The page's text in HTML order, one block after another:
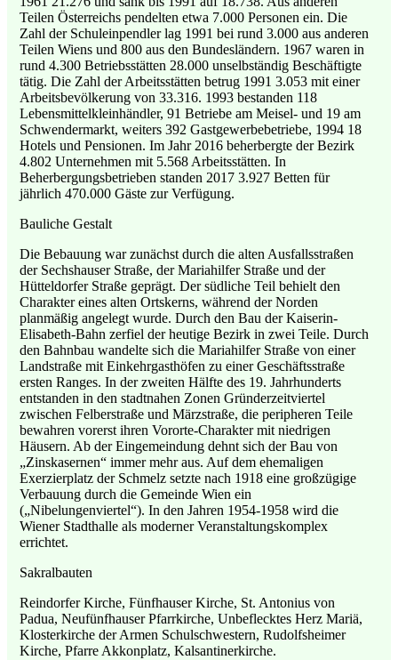
Teilen Österreichs pendelten etwa 7.000 Personen ein. Die
Zahl der Schuleinpendler lag 1991 bei rund 3.000 aus anderen
Teilen Wiens und 800 aus den Bundesländern. 1967 waren in
rund 4.300 Betriebsstätten 28.000 unselbständig Beschäftigte
tätig. Die Zahl der Arbeitsstätten betrug 1991 3.053 mit einer
Arbeitsbevölkerung von 33.316. 1993 bestanden 118
Lebensmittelkleinhändler, 91 Betriebe am Meisel- und 19 am
Schwendermarkt, weiters 392 Gastgewerbebetriebe, 1994 18
Hotels und Pensionen. Im Jahr 2016 beherbergte der Bezirk
4.802 Unternehmen mit 5.568 Arbeitsstätten. In
Beherbergungsbetrieben standen 2017 3.927 Betten für
jährlich 470.000 Gäste zur Verfügung.
Bauliche Gestalt
Die Bebauung war zunächst durch die alten Ausfallsstraßen
der Sechshauser Straße, der Mariahilfer Straße und der
Hütteldorfer Straße geprägt. Der südliche Teil behielt den
Charakter eines alten Ortskerns, während der Norden
planmäßig angelegt wurde. Durch den Bau der Kaiserin-
Elisabeth-Bahn zerfiel der heutige Bezirk in zwei Teile. Durch
den Bahnbau wandelte sich die Mariahilfer Straße von einer
Landstraße mit Einkehrgasthöfen zu einer Geschäftsstraße
ersten Ranges. In der zweiten Hälfte des 19. Jahrhunderts
entstanden in den stadtnahen Zonen Gründerzeitviertel
zwischen Felberstraße und Märzstraße, die peripheren Teile
bewahren vorerst ihren Vororte-Charakter mit niedrigen
Häusern. Ab der Eingemeindung dehnt sich der Bau von
„Zinskasernen“ immer mehr aus. Auf dem ehemaligen
Exerzierplatz der Schmelz setzte nach 1918 eine großzügige
Verbauung durch die Gemeinde Wien ein
(„Nibelungenviertel“). In den Jahren 1954-1958 wird die
Wiener Stadthalle als moderner Veranstaltungskomplex
errichtet.
Sakralbauten
Reindorfer Kirche, Fünfhauser Kirche, St. Antonius von
Padua, Neufünfhauser Pfarrkirche, Unbeflecktes Herz Mariä,
Klosterkirche der Armen Schulschwestern, Rudolfsheimer
Kirche, Pfarre Akkonplatz, Kalsantinerkirche.